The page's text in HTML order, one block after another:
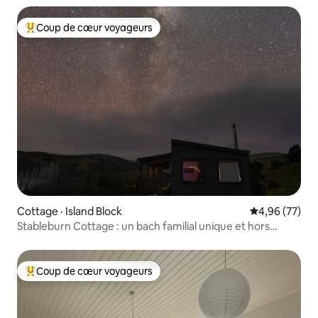
Coup de cœur voyageurs parmi les plus aimés
Coup de cœur voyageurs
Cottage · Island Block Note
4,96 (77)
Stableburn Cottage : un bach familial unique et hors
Coup de cœur voyageurs parmi les plus aimés
Coup de cœur voyageurs